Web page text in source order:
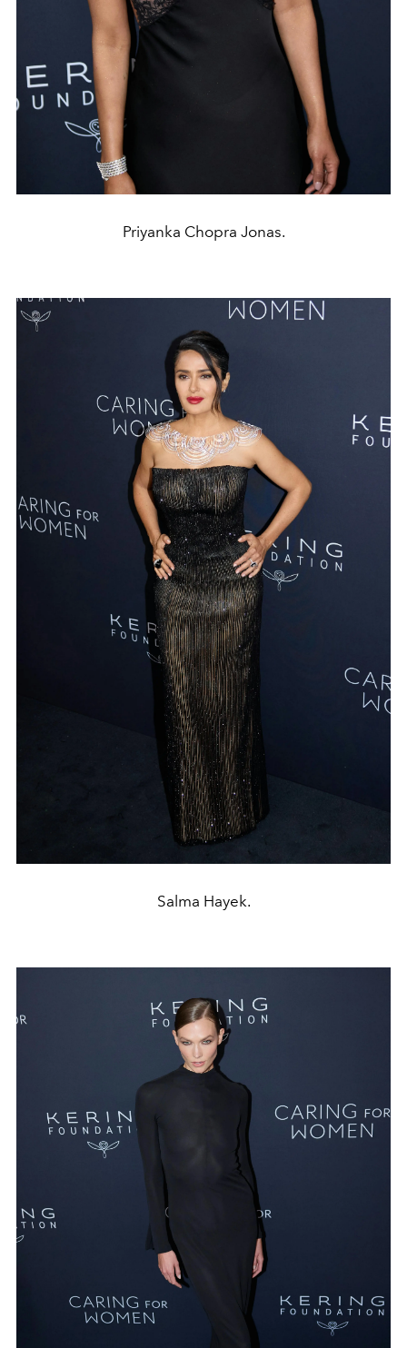
Priyanka Chopra Jonas.
Salma Hayek.